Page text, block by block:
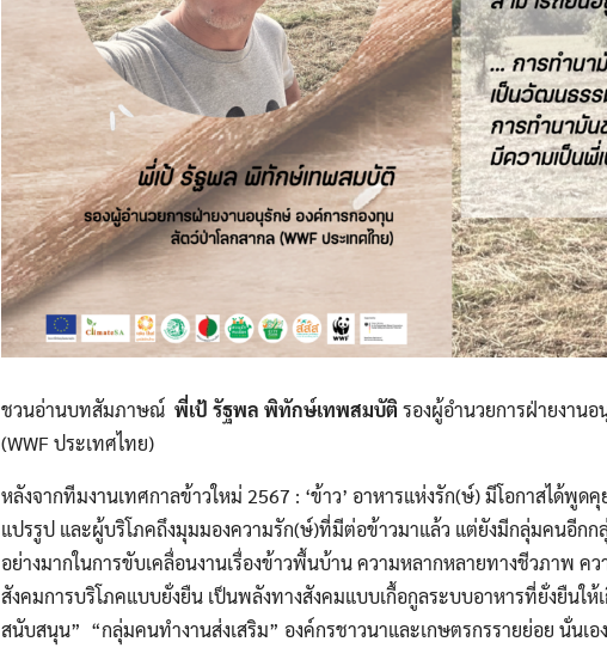
ชวนอ่านบทสัมภาษณ์ พี่เป้ รัฐพล พิทักษ์เทพสมบัติ รองผู้อำนวยการฝ่ายงาน
(WWF ประเทศไทย)
หลังจากทีมงานเทศกาลข้าวใหม่ 2567 : ‘ข้าว’ อาหารแห่งรัก(ษ์) มีโอกาสได้พู
แปรรูป และผู้บริโภคถึงมุมมองความรัก(ษ์)ที่มีต่อข้าวมาแล้ว แต่ยังมีกลุ่มคนอีก
อย่างมากในการขับเคลื่อนงานเรื่องข้าวพื้นบ้าน ความหลากหลายทางชีวภาพ คว
สังคมการบริโภคแบบยั่งยืน เป็นพลังทางสังคมแบบเกื้อกูลระบบอาหารที่ยั่งยืนใ
สนับสนุน” “กลุ่มคนทำงานส่งเสริม” องค์กรชาวนาและเกษตรกรรายย่อย นั่นเอง